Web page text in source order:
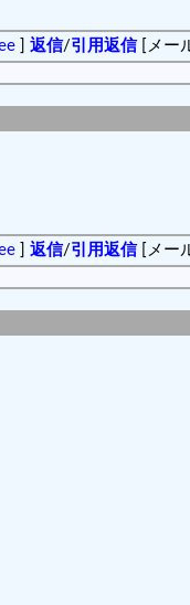
] 返信/引用返信[メー
] 返信/引用返信[メー